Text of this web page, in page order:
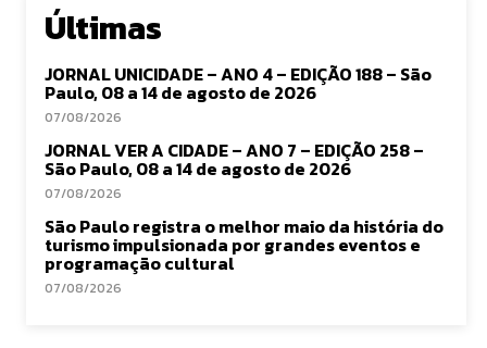
Últimas
JORNAL UNICIDADE – ANO 4 – EDIÇÃO 188 – São
Paulo, 08 a 14 de agosto de 2026
07/08/2026
JORNAL VER A CIDADE – ANO 7 – EDIÇÃO 258 –
São Paulo, 08 a 14 de agosto de 2026
07/08/2026
São Paulo registra o melhor maio da história do
turismo impulsionada por grandes eventos e
programação cultural
07/08/2026